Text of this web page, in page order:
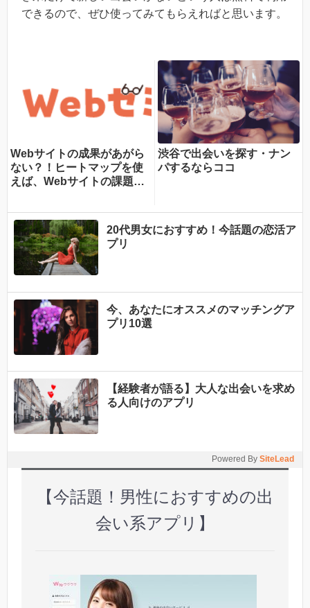
できるので、ぜひ使ってみてもらえればと思います。
Webサイトの成果があがら
ない？！ヒートマップを使
えば、Webサイトの課題が
りやすく解説！
渋谷で出会いを探す・ナン
パするならココ
20代男女におすすめ！今話題の恋活ア
プリ
今、あなたにオススメのマッチングア
プリ10選
【経験者が語る】大人な出会いを求め
る人向けのアプリ
Powered By SiteLead
【今話題！男性におすすめの出
会い系アプリ】